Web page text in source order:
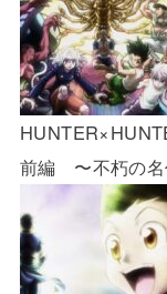
前編 〜不朽の名